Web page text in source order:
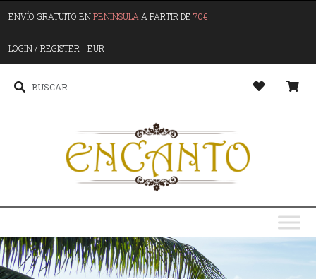
ENVÍO GRATUITO ENPENINSULA A PARTIR DE 70€
LOGIN / REGISTER EUR